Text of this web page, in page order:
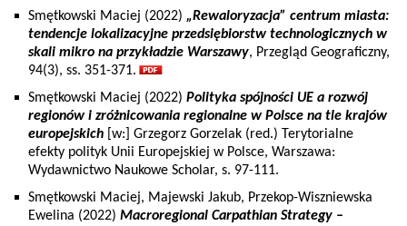
Smętkowski Maciej (2022) „Rewaloryzacja” centrum miasta:
tendencje lokalizacyjne przedsiębiorstw technologicznych w
skali mikro na przykładzie Warszawy, Przegląd Geograficzny,
94(3), ss. 351-371.
Smętkowski Maciej (2022) Polityka spójności UE a rozwój
regionów i zróżnicowania regionalne w Polsce na tle krajów
europejskich [w:] Grzegorz Gorzelak (red.) Terytorialne
efekty polityk Unii Europejskiej w Polsce, Warszawa:
Wydawnictwo Naukowe Scholar, s. 97-111.
Smętkowski Maciej, Majewski Jakub, Przekop-Wiszniewska
Ewelina (2022) Macroregional Carpathian Strategy –